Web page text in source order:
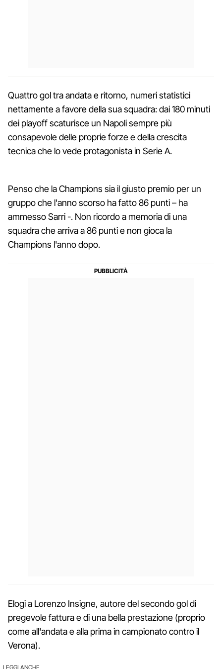
Quattro gol tra andata e ritorno, numeri statistici
nettamente a favore della sua squadra: dai 180 minuti
dei playoff scaturisce un Napoli sempre più
consapevole delle proprie forze e della crescita
tecnica che lo vede protagonista in Serie A.
Penso che la Champions sia il giusto premio per un
gruppo che l'anno scorso ha fatto 86 punti – ha
ammesso Sarri -. Non ricordo a memoria di una
squadra che arriva a 86 punti e non gioca la
Champions l'anno dopo.
Elogi a Lorenzo Insigne, autore del secondo gol di
pregevole fattura e di una bella prestazione (proprio
come all'andata e alla prima in campionato contro il
Verona).
LEGGI ANCHE